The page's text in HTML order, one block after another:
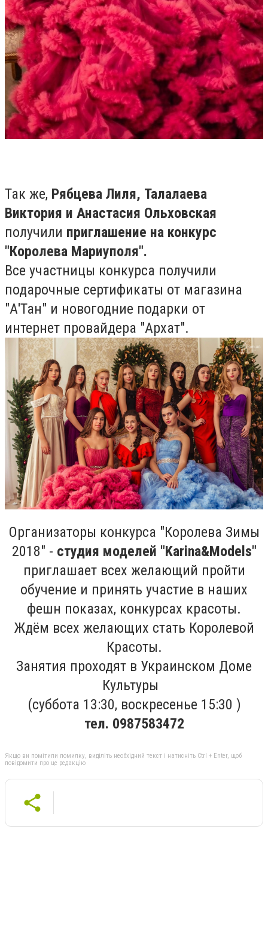
Так же, Рябцева Лиля, Талалаева
Виктория и Анастасия Ольховская
получили приглашение на конкурс
"Королева Мариуполя".
Все участницы конкурса получили
подарочные сертификаты от магазина
"А'Тан" и новогодние подарки от
интернет провайдера "Архат".
Организаторы конкурса "Королева Зимы
2018" - студия моделей "Karina&Models"
приглашает всех желающий пройти
обучение и принять участие в наших
фешн показах, конкурсах красоты.
Ждём всех желающих стать Королевой
Красоты.
Занятия проходят в Украинском Доме
Культуры
(суббота 13:30, воскресенье 15:30 )
тел. 0987583472
Якщо ви помітили помилку, виділіть необхідний текст і натисніть Ctrl + Enter, щоб
повідомити про це редакцію